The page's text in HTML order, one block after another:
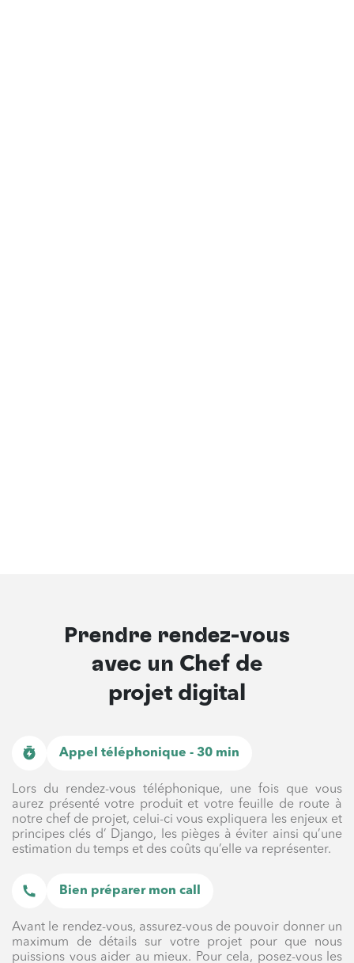
Prendre rendez-vous
avec un Chef de
projet digital
Appel téléphonique - 30 min
Lors du rendez-vous téléphonique, une fois que vous
aurez présenté votre produit et votre feuille de route à
notre chef de projet, celui-ci vous expliquera les enjeux et
principes clés d’ Django, les pièges à éviter ainsi qu’une
estimation du temps et des coûts qu’elle va représenter.
Bien préparer mon call
Avant le rendez-vous, assurez-vous de pouvoir donner un
maximum de détails sur votre projet pour que nous
puissions vous aider au mieux. Pour cela, posez-vous les